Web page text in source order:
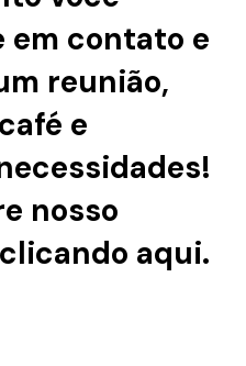
em contato e
reunião,
e
nosso
aqui.